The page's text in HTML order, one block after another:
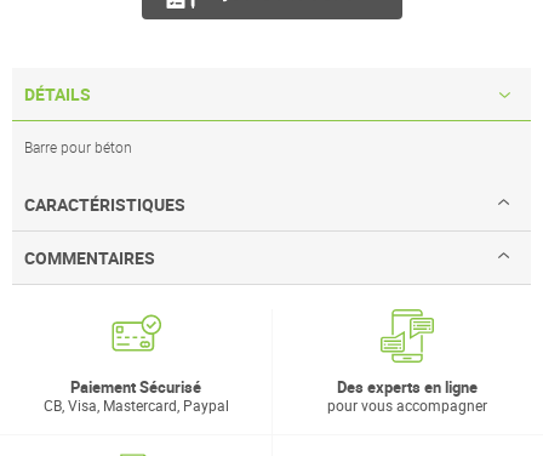
DÉTAILS
Barre pour béton
CARACTÉRISTIQUES
COMMENTAIRES
Paiement Sécurisé
CB, Visa, Mastercard, Paypal
Des experts en ligne
pour vous accompagner